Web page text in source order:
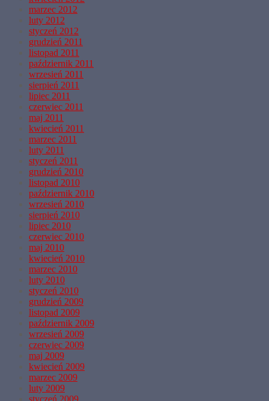
marzec 2012
luty 2012
styczeń 2012
grudzień 2011
listopad 2011
październik 2011
wrzesień 2011
sierpień 2011
lipiec 2011
czerwiec 2011
maj 2011
kwiecień 2011
marzec 2011
luty 2011
styczeń 2011
grudzień 2010
listopad 2010
październik 2010
wrzesień 2010
sierpień 2010
lipiec 2010
czerwiec 2010
maj 2010
kwiecień 2010
marzec 2010
luty 2010
styczeń 2010
grudzień 2009
listopad 2009
październik 2009
wrzesień 2009
czerwiec 2009
maj 2009
kwiecień 2009
marzec 2009
luty 2009
styczeń 2009